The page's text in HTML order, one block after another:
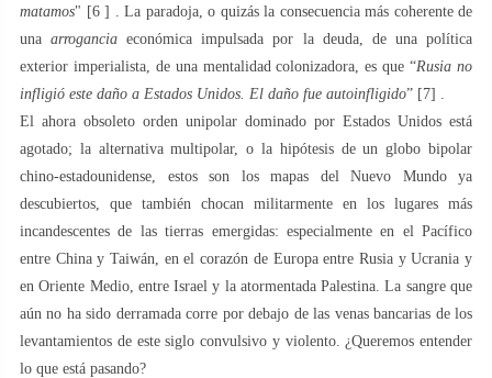
matamos" [6 ] . La paradoja, o quizás la consecuencia más coherente de
unaarrogancia económica impulsada por la deuda, de una política
exterior imperialista, de una mentalidad colonizadora, es que “Rusia no
infligió este daño a Estados Unidos. El daño fue autoinfligido” [7] .
El ahora obsoleto orden unipolar dominado por Estados Unidos está
agotado; la alternativa multipolar, o la hipótesis de un globo bipolar
chino-estadounidense, estos son los mapas del Nuevo Mundo ya
descubiertos, que también chocan militarmente en los lugares más
incandescentes de las tierras emergidas: especialmente en el Pacífico
entre China y Taiwán, en el corazón de Europa entre Rusia y Ucrania y
en Oriente Medio, entre Israel y la atormentada Palestina. La sangre que
aún no ha sido derramada corre por debajo de las venas bancarias de los
levantamientos de este siglo convulsivo y violento. ¿Queremos entender
lo que está pasando?